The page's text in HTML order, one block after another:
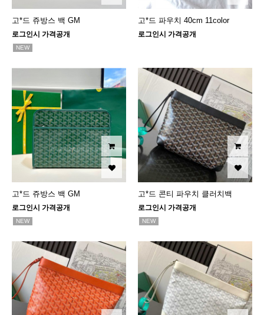
고*드 쥬방스 백 GM
로그인시 가격공개
NEW
고*드 파우치 40cm 11color
로그인시 가격공개
고*드 쥬방스 백 GM
로그인시 가격공개
NEW
고*드 콘티 파우치 클러치백
로그인시 가격공개
NEW